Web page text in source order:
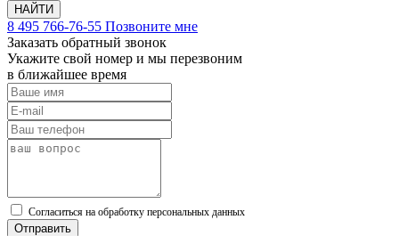
НАЙТИ
8 495 766-76-55 Позвоните мне
Заказать обратный звонок
Укажите свой номер и мы перезвоним
в ближайшее время
Cогласиться на обработку персональных данных
Отправить